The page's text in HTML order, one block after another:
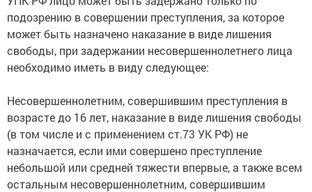
подозрению в совершении преступления, за которое
может быть назначено наказание в виде лишения
свободы, при задержании несовершеннолетнего лица
необходимо иметь в виду следующее:
Несовершеннолетним, совершившим преступления в
возрасте до 16 лет, наказание в виде лишения свободы
(в том числе и с применением ст.73 УК РФ) не
назначается, если ими совершено преступление
небольшой или средней тяжести впервые, а также всем
остальным несовершеннолетним, совершившим